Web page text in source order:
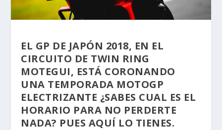
EL GP DE JAPÓN 2018, EN EL
CIRCUITO DE TWIN RING
MOTEGUI, ESTÁ CORONANDO
UNA TEMPORADA MOTOGP
ELECTRIZANTE ¿SABES CUAL ES EL
HORARIO PARA NO PERDERTE
NADA? PUES AQUÍ LO TIENES.